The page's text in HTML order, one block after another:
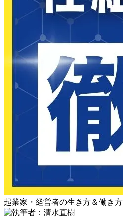
起業家・経営者の生き方＆働き方